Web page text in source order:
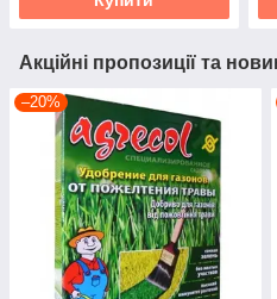
Акційні пропозиції та
–20%